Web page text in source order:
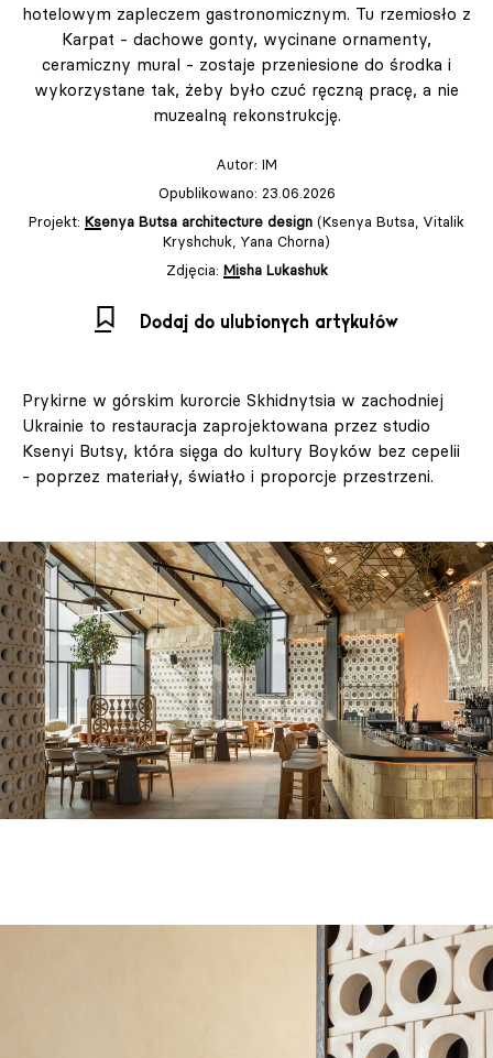
hotelowym zapleczem gastronomicznym. Tu rzemiosło z
Karpat - dachowe gonty, wycinane ornamenty,
ceramiczny mural - zostaje przeniesione do środka i
wykorzystane tak, żeby było czuć ręczną pracę, a nie
muzealną rekonstrukcję.
Autor: IM
Opublikowano: 23.06.2026
Projekt: Ksenya Butsa architecture design (Ksenya Butsa, Vitalik
Kryshchuk, Yana Chorna)
Zdjęcia: Misha Lukashuk
Dodaj do ulubionych artykułów
Prykirne w górskim kurorcie Skhidnytsia w zachodniej
Ukrainie to restauracja zaprojektowana przez studio
Ksenyi Butsy, która sięga do kultury Boyków bez cepelii
- poprzez materiały, światło i proporcje przestrzeni.